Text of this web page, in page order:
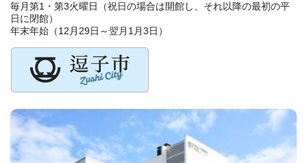
毎月第1・第3火曜日（祝日の場合は開館し、それ以降の最初の平
日に閉館）
年末年始（12月29日～翌月1月3日）